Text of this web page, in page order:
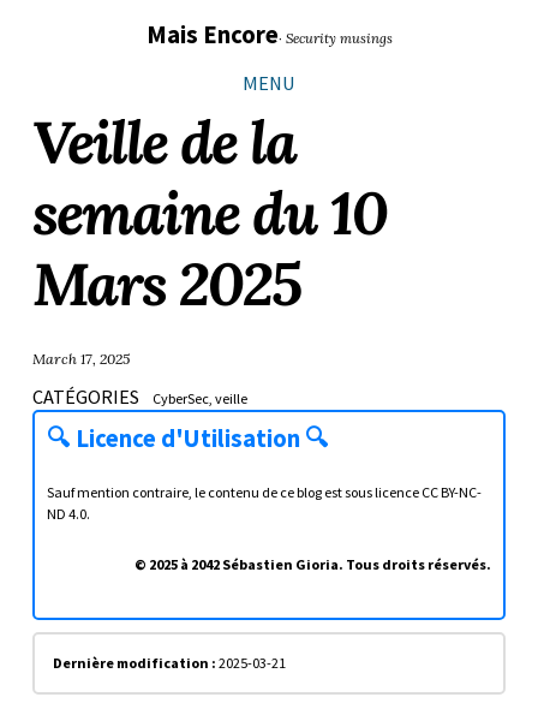
principale
page
Mais Encore· Security musings
MENU
Veille de la
semaine du 10
Mars 2025
March 17, 2025
CATÉGORIES CyberSec veille
🔍 Licence d'Utilisation 🔍
Sauf mention contraire, le contenu de ce blog est sous licence CC BY-NC-
ND 4.0.
© 2025 à 2042 Sébastien Gioria. Tous droits réservés.
Dernière modification : 2025-03-21